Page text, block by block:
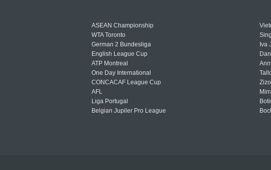
ASEAN Championship
WTA Toronto
German 2 Bundesliga
English League Cup
ATP Montreal
One Day International
CONCACAF League Cup
AFL
Liga Portugal
Belgian Jupiler Pro League
Iva